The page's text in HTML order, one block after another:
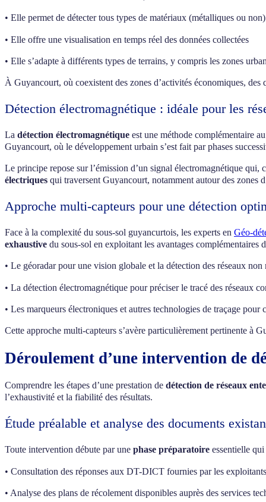
• Elle permet de détecter tous types de matériaux (métalliques ou non)
• Elle offre une visualisation en temps réel des données collectées
• Elle s’adapte à différents types de terrains, y compris les zones
À Guyancourt, où coexistent des zones d’activités économiques, des
Détection électromagnétique : idéale pour les
La détection électromagnétique est une méthode complémentaire
Guyancourt, où le développement urbain s’est fait par phases
Le principe repose sur l’émission d’un signal électromagnétique
électriques qui traversent Guyancourt, notamment autour des zones
Approche multi-capteurs pour une détection
Face à la complexité du sous-sol guyancurtois, les experts en Géo-
exhaustive du sous-sol en exploitant les avantages complémentaires
• Le géoradar pour une vision globale et la détection des réseaux non
• La détection électromagnétique pour préciser le tracé des réseaux
• Les marqueurs électroniques et autres technologies de traçage pour
Cette approche multi-capteurs s’avère particulièrement pertinente à
Déroulement d’une intervention de
Comprendre les étapes d’une prestation de détection de réseaux
l’exhaustivité et la fiabilité des résultats.
Étude préalable et analyse des documents
Toute intervention débute par une phase préparatoire essentielle
• Consultation des réponses aux DT-DICT fournies par les
• Analyse des plans de récolement disponibles auprès des services